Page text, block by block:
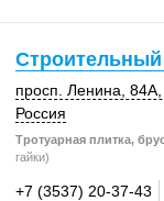
просп. Ленина 84А,
Россия
Тротуарная плитка,
гайки)
+7 (3537) 20-37-43